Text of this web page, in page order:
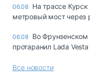
06.08 На трассе
метровый мост через
06.08 Во
протаранил Lada Vesta
Все новости